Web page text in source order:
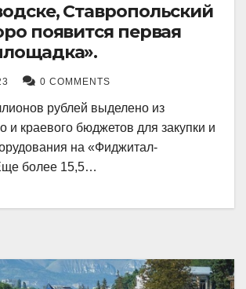
Ставропольский
появится первая
0 COMMENTS
рублей выделено из
и краевого бюджетов для закупки и
на «Фиджитал-
более 15,5…